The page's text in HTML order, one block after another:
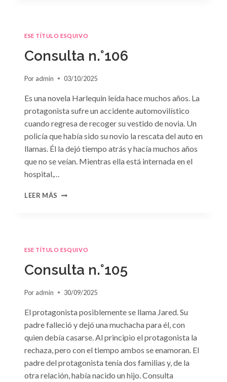
ESE TÍTULO ESQUIVO
Consulta n.°106
Por admin 03/10/2025
Es una novela Harlequin leída hace muchos años. La
protagonista sufre un accidente automovilístico
cuando regresa de recoger su vestido de novia. Un
policía que había sido su novio la rescata del auto en
llamas. Él la dejó tiempo atrás y hacía muchos años
que no se veían. Mientras ella está internada en el
hospital,…
LEER MÁS CONSULTA
ESE TÍTULO ESQUIVO
Consulta n.°105
Por admin 30/09/2025
El protagonista posiblemente se llama Jared. Su
padre falleció y dejó una muchacha para él, con
quien debía casarse. Al principio el protagonista la
rechaza, pero con el tiempo ambos se enamoran. El
padre del protagonista tenía dos familias y, de la
otra relación, había nacido un hijo. Consulta